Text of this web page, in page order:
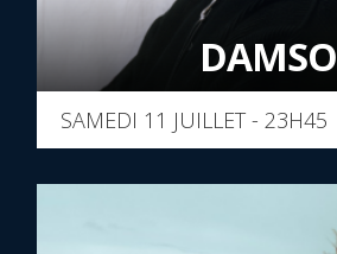
DAMSO
SAMEDI 11 JUILLET - 23H45